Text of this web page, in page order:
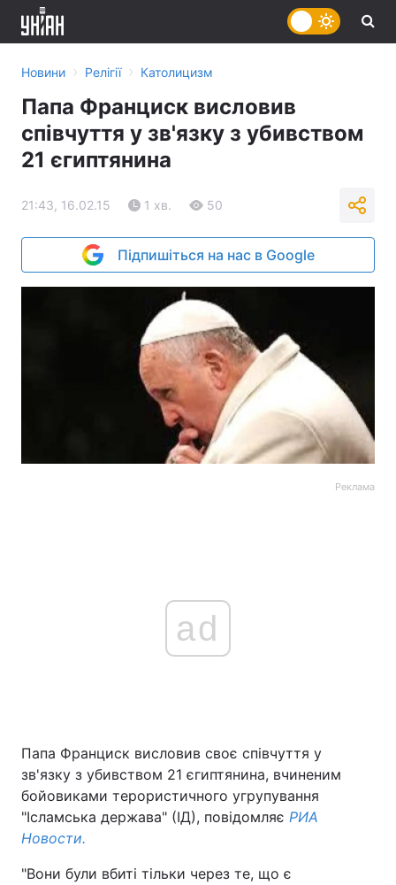
Головна Війна
Новини › Релігії › Католицизм
Папа Франциск висловив
співчуття у зв'язку з убивством
21 єгиптянина
21:43, 16.02.15 1 хв. 50
Підпишіться на нас в Google
Реклама
ad
Папа Франциск висловив своє співчуття у
зв'язку з убивством 21 єгиптянина, вчиненим
бойовиками терористичного угрупування
"Ісламська держава" (ІД), повідомляє РИА
Новости.
"Вони були вбиті тільки через те, що є